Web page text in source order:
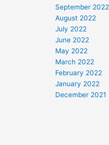
September 2022
August 2022
July 2022
June 2022
May 2022
March 2022
February 2022
January 2022
December 2021